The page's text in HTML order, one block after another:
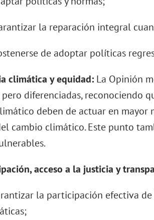
la reparación integral
de adoptar políticas
climática y equidad:La Opinión
diferenciadas, reconociendo
deben de actuar en mayor
cambio climático. Este punto
acceso a la justicia y
la participación efectiva